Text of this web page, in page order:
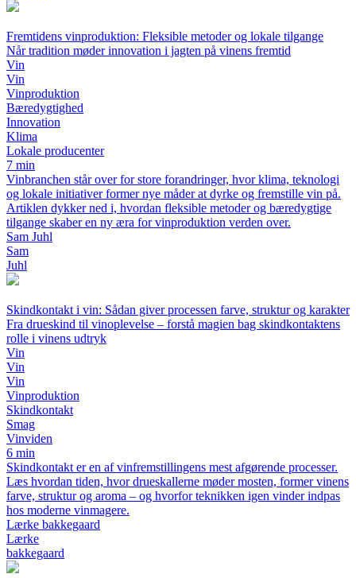
Fremtidens vinproduktion: Fleksible metoder og lokale tilgange
Når tradition møder innovation i jagten på vinens fremtid
Vin
Vin
Vinproduktion
Bæredygtighed
Innovation
Klima
Lokale producenter
7 min
Vinbranchen står over for store forandringer, hvor klima, teknologi
og lokale initiativer former nye måder at dyrke og fremstille vin på.
Artiklen dykker ned i, hvordan fleksible metoder og bæredygtige
tilgange skaber en ny æra for vinproduktion verden over.
Sam Juhl
Sam
Juhl
Skindkontakt i vin: Sådan giver processen farve, struktur og karakter
Fra drueskind til vinoplevelse – forstå magien bag skindkontaktens
rolle i vinens udtryk
Vin
Vin
Vin
Vinproduktion
Skindkontakt
Smag
Vinviden
6 min
Skindkontakt er en af vinfremstillingens mest afgørende processer.
Læs hvordan tiden, hvor drueskallerne møder mosten, former vinens
farve, struktur og aroma – og hvorfor teknikken igen vinder indpas
hos moderne vinmagere.
Lærke bakkegaard
Lærke
bakkegaard